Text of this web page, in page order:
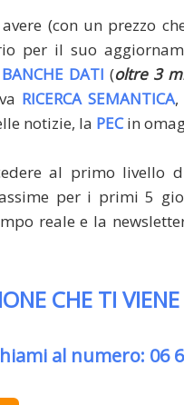
(con un prezzo
per il suo
BANCHE DATI (oltre 3
RICERCA SEMANTICA,
notizie, la PECin
al primo livello
per i primi 5
reale e la
CHE TI VIENE
al numero: 06